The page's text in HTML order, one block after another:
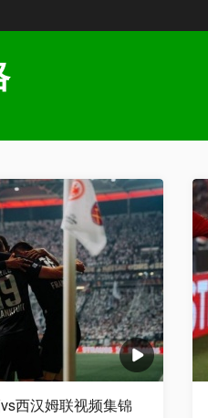
西汉姆联视频集锦